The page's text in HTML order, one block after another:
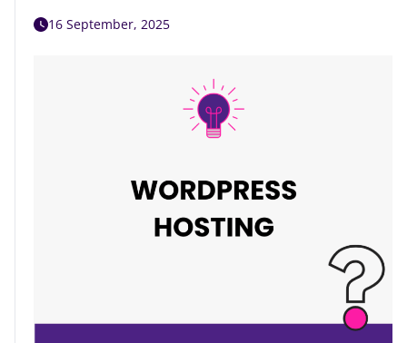
16 September, 2025